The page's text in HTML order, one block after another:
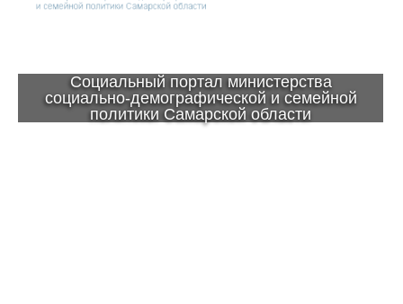
Социальный портал министерства
социально-демографической и семейной
политики Самарской области